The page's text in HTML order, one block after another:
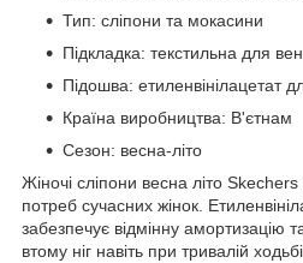
Тип: сліпони та мокасини
Підкладка: текстильна для
Підошва: етиленвінілацетат
Країна виробництва: В'єтнам
Сезон: весна-літо
Жіночі сліпони весна літо
потреб сучасних жінок.
забезпечує відмінну амортизацію
втому ніг навіть при тривалій